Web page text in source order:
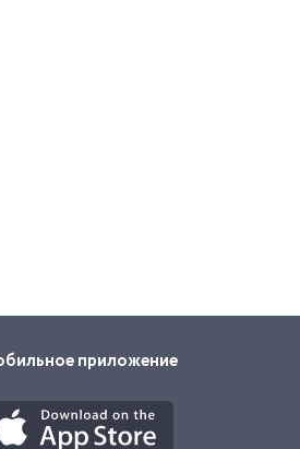
приложение